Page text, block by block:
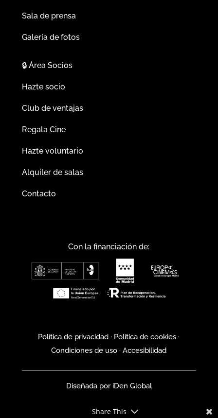
Sala de prensa
Galería de fotos
🔒Área Socios
Hazte socio
Club de ventajas
Regala Cine
Hazte voluntario
Alquiler de salas
Contacto
Con la financiación de:
Política de privacidad · Política de cookies ·
Condiciones de uso ·Accesibilidad
Diseñada poriDen Global
Share This